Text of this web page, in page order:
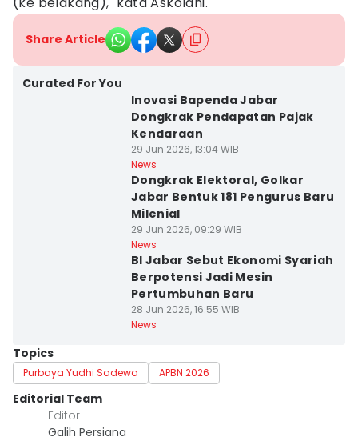
Share Article
Curated For You
Inovasi Bapenda Jabar
Dongkrak Pendapatan Pajak
Kendaraan
29 Jun 2026, 13:04 WIB
News
Dongkrak Elektoral, Golkar
Jabar Bentuk 181 Pengurus Baru
Milenial
29 Jun 2026, 09:29 WIB
News
BI Jabar Sebut Ekonomi Syariah
Berpotensi Jadi Mesin
Pertumbuhan Baru
28 Jun 2026, 16:55 WIB
News
Topics
Purbaya Yudhi Sadewa APBN 2026
Editorial Team
Editor
Galih Persiana